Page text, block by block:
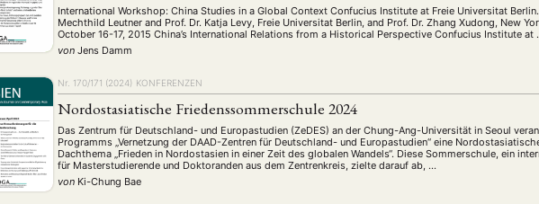
MITGLIEDSCHAFT STUDIUM DATENSCHUTZERKLÄRUNG
SPENDEN SIE JETZT!
ENGLISH
International Workshop: China Studies in a Global Context Confucius Institute at Freie Universitat
Mechthild Leutner and Prof. Dr. Katja Levy, Freie Universitat Berlin, and Prof. Dr. Zhang Xudong, New
October 16-17, 2015 China’s International Relations from a Historical Perspective Confucius Institute at
von Jens Damm
Nr. 170/171 (2024) KONFERENZEN
Nordostasiatische Friedenssommerschule 2024
Das Zentrum für Deutschland- und Europastudien (ZeDES) an der Chung-Ang-Universität in Seoul
Programms „Vernetzung der DAAD-Zentren für Deutschland- und Europastudien“ eine
Dachthema „Frieden in Nordostasien in einer Zeit des globalen Wandels“. Diese Sommerschule, ein
für Masterstudierende und Doktoranden aus dem Zentrenkreis, zielte darauf ab, …
von Ki-Chung Bae